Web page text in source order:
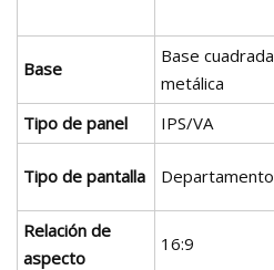
Base
Base cuadrada
metálica
Tipo de panel IPS/VA
Tipo de pantalla Departamento
Relación de
aspecto
16:9